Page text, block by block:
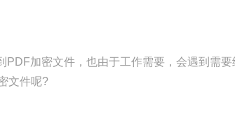
PDF加密文件，也由于工作需要，会遇到需
文件呢?